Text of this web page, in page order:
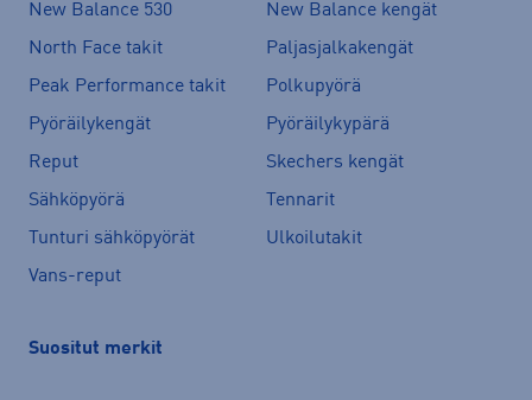
New Balance 530
New Balance kengät
North Face takit
Paljasjalkakengät
Peak Performance takit
Polkupyörä
Pyöräilykengät
Pyöräilykypärä
Reput
Skechers kengät
Sähköpyörä
Tennarit
Tunturi sähköpyörät
Ulkoilutakit
Vans-reput
Suositut merkit